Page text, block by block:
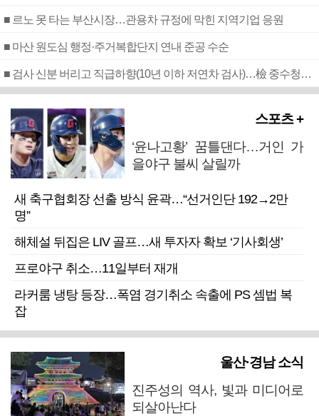
■ 르노 못 타는 부산시장…관용차 규정에 막힌 지역기업 응원
■ 마산 원도심 행정·주거복합단지 연내 준공 수순
■ 검사 신분 버리고 직급하향(10년 이하 저연차 검사)…檢 중수청행 기피
스포츠 +
‘윤나고황’ 꿈틀댄다…거인 가
을야구 불씨 살릴까
새 축구협회장 선출 방식 윤곽…“선거인단 192→2만
명”
해체설 뒤집은 LIV 골프…새 투자자 확보 ‘기사회생’
프로야구 취소…11일부터 재개
라커룸 냉탕 등장…폭염 경기취소 속출에 PS 셈법 복
잡
울산·경남 소식
진주성의 역사, 빛과 미디어로
되살아난다